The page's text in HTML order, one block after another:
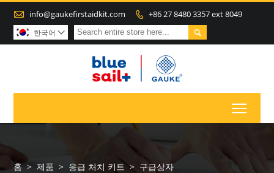
 info@gaukefirstaidkit.com  +86 27 8480 3357 ext 8049

한국어 
홈 > 제품 > 응급 처치 키트 > 구급상자